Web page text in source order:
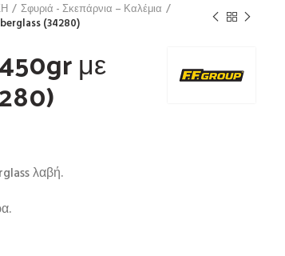
Σφυριά - Σκεπάρνια – Καλέμια
(34280)
με
λαβή.